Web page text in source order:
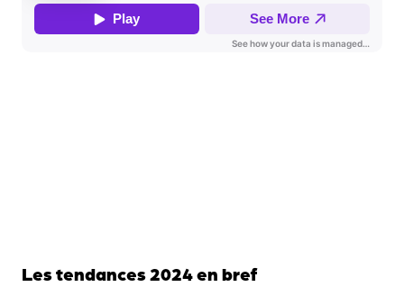
Les tendances 2024 en bref